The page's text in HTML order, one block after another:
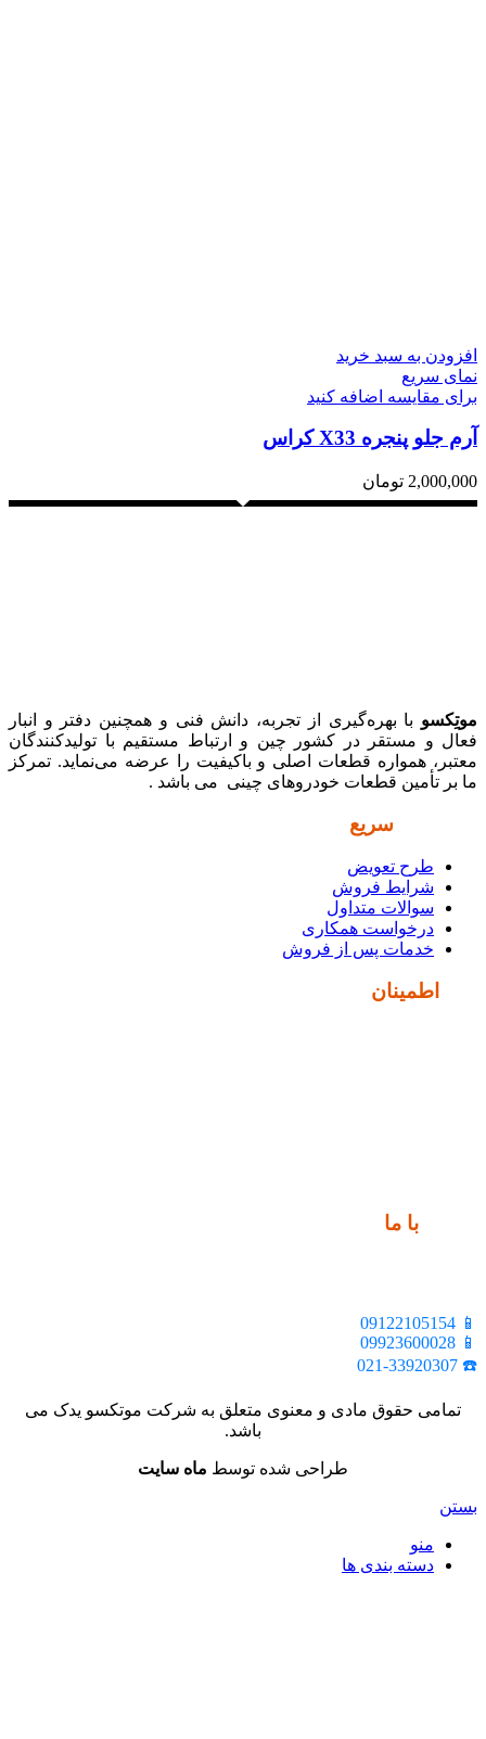
افزودن به سبد خرید
نمای سریع
برای مقایسه اضافه کنید
آرم جلو پنجره X33 کراس
2,000,000 تومان
موتِکسو با بهره‌گیری از تجربه، دانش فنی و همچنین دفتر و انبار
فعال و مستقر در کشور چین و ارتباط مستقیم با تولیدکنندگان
معتبر، همواره قطعات اصلی و باکیفیت را عرضه می‌نماید. تمرکز
ما بر تأمین قطعات خودروهای چینی می باشد .
سریع
طرح تعویض
شرایط فروش
سوالات متداول
درخواست همکاری
خدمات پس از فروش
اطمینان
با ما
📱 09122105154
📱 09923600028
☎️ 021-33920307
تمامی حقوق مادی و معنوی متعلق به شرکت موتکسو یدک می
باشد.
طراحی شده توسط ماه سایت
بستن
منو
دسته بندی ها